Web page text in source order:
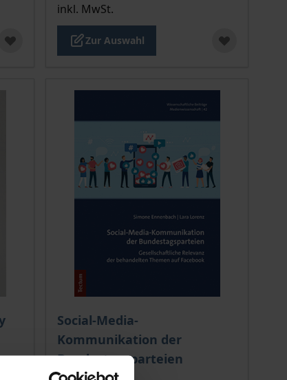
inkl. MwSt.
Zur Auswahl
der Produktdetailseite
nach der gewählten Produktoption auf der
Social-Media-
Kommunikation der
Bundestagsparteien
Der Preis dieses Titels richtet sich nach